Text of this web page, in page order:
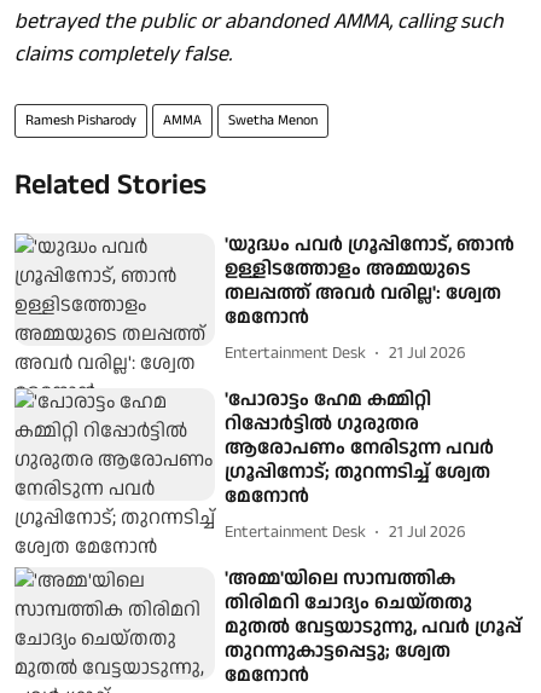
betrayed the public or abandoned AMMA, calling such
claims completely false.
Ramesh Pisharody AMMA Swetha Menon
Related Stories
'യുദ്ധം പവർ ഗ്രൂപ്പിനോട്, ഞാൻ
ഉള്ളിടത്തോളം അമ്മയുടെ
തലപ്പത്ത് അവർ വരില്ല': ശ്വേത
മേനോൻ
Entertainment Desk 21 Jul 2026
'പോരാട്ടം ഹേമ കമ്മിറ്റി
റിപ്പോര്‍ട്ടില്‍ ഗുരുതര
ആരോപണം നേരിടുന്ന പവര്‍
ഗ്രൂപ്പിനോട്; തുറന്നടിച്ച് ശ്വേത
മേനോന്‍
Entertainment Desk 21 Jul 2026
'അമ്മ'യിലെ സാമ്പത്തിക
തിരിമറി ചോദ്യം ചെയ്തതു
മുതല്‍ വേട്ടയാടുന്നു, പവര്‍ ഗ്രൂപ്പ്
തുറന്നുകാട്ടപ്പെട്ടു; ശ്വേത
മേനോന്‍